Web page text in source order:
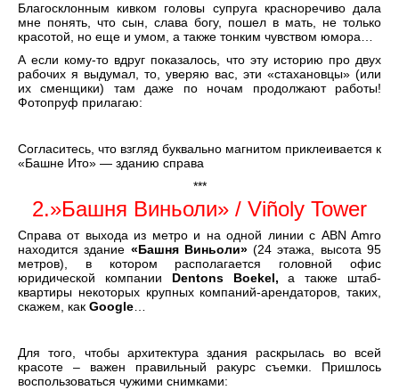
Благосклонным кивком головы супруга красноречиво дала
мне понять, что сын, слава богу, пошел в мать, не только
красотой, но еще и умом, а также тонким чувством юмора…
А если кому-то вдруг показалось, что эту историю про двух
рабочих я выдумал, то, уверяю вас, эти «стахановцы» (или
их сменщики) там даже по ночам продолжают работы!
Фотопруф прилагаю:
Согласитесь, что взгляд буквально магнитом приклеивается к
«Башне Ито» — зданию справа
***
2.»Башня Виньоли» / Viñoly Tower
Справа от выхода из метро и на одной линии с ABN Amro
находится здание «Башня Виньоли»(24 этажа, высота 95
метров), в котором располагается головной офис
юридической компании Dentons Boekel, а также штаб-
квартиры некоторых крупных компаний-арендаторов, таких,
скажем, как Google…
Для того, чтобы архитектура здания раскрылась во всей
красоте – важен правильный ракурс съемки. Пришлось
воспользоваться чужими снимками: